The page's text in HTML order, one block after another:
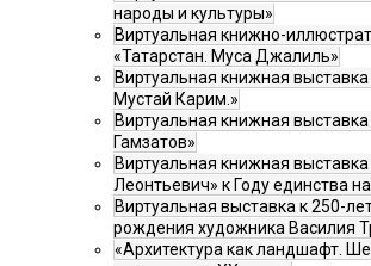
народы и культуры»
Виртуальная книжно-
«Татарстан. Муса Джалиль»
Виртуальная книжная
Мустай Карим.»
Виртуальная книжная
Гамзатов»
Виртуальная книжная
Леонтьевич» к Году единства
Виртуальная выставка к 250-
рождения художника Василия
«Архитектура как ландшафт.